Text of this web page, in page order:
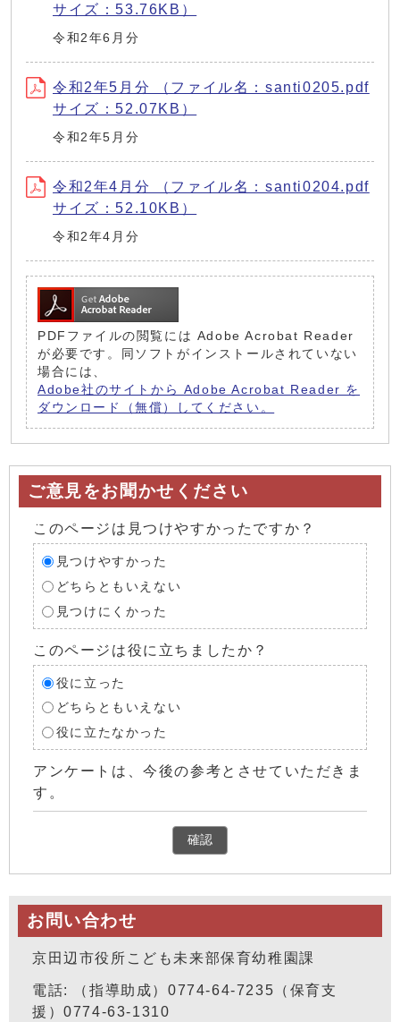
サイズ：53.76KB）
令和2年6月分
令和2年5月分 （ファイル名：santi0205.pdf
サイズ：52.07KB）
令和2年5月分
令和2年4月分 （ファイル名：santi0204.pdf
サイズ：52.10KB）
令和2年4月分
PDFファイルの閲覧には Adobe Acrobat Reader
が必要です。同ソフトがインストールされていない
場合には、
Adobe社のサイトから Adobe Acrobat Reader を
ダウンロード（無償）してください。
ご意見をお聞かせください
このページは見つけやすかったですか？
見つけやすかった
どちらともいえない
見つけにくかった
このページは役に立ちましたか？
役に立った
どちらともいえない
役に立たなかった
アンケートは、今後の参考とさせていただきま
す。
確認
お問い合わせ
京田辺市役所こども未来部保育幼稚園課
電話: （指導助成）0774-64-7235（保育支
援）0774-63-1310